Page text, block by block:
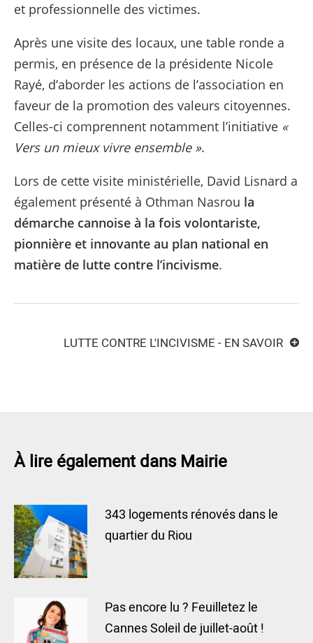
et professionnelle des victimes.
Après une visite des locaux, une table ronde a
permis, en présence de la présidente Nicole
Rayé, d’aborder les actions de l’association en
faveur de la promotion des valeurs citoyennes.
Celles-ci comprennent notamment l’initiative «
Vers un mieux vivre ensemble ».
Lors de cette visite ministérielle, David Lisnard a
également présenté à Othman Nasrou la
démarche cannoise à la fois volontariste,
pionnière et innovante au plan national en
matière de lutte contre l’incivisme.
LUTTE CONTRE L'INCIVISME - EN SAVOIR
À lire également dans Mairie
343 logements rénovés dans le
quartier du Riou
Pas encore lu ? Feuilletez le
Cannes Soleil de juillet-août !